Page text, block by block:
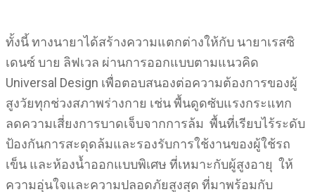
ทั้งนี้ ทางนายาได้สร้างความแตกต่างให้กับ นายาเรสซิ
เดนซ์ บาย ลิฟเวล ผ่านการออกแบบตามแนวคิด
Universal Design เพื่อตอบสนองต่อความต้องการของผู้
สูงวัยทุกช่วงสภาพร่างกาย เช่น พื้นดูดซับแรงกระแทก
ลดความเสี่ยงการบาดเจ็บจากการล้ม พื้นที่เรียบไร้ระดับ
ป้องกันการสะดุดล้มและรองรับการใช้งานของผู้ใช้รถ
เข็น และห้องน้ำออกแบบพิเศษ ที่เหมาะกับผู้สูงอายุ ให้
ความอุ่นใจและความปลอดภัยสูงสุด ที่มาพร้อมกับ